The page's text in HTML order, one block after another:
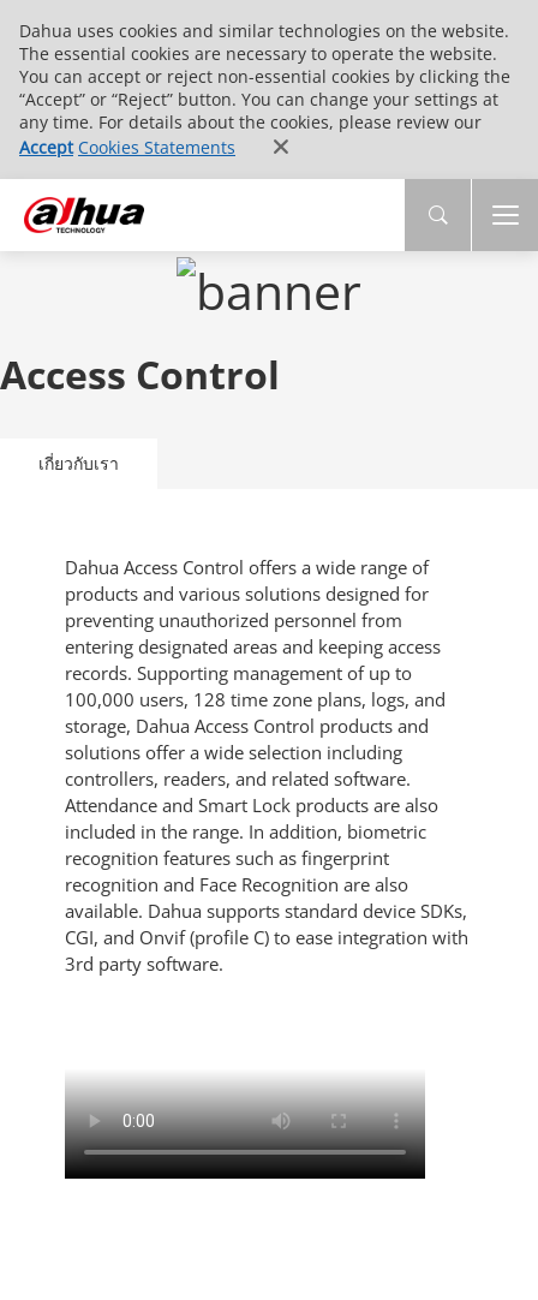
Dahua uses cookies and similar technologies on the website.
The essential cookies are necessary to operate the website.
You can accept or reject non-essential cookies by clicking the
“Accept” or “Reject” button. You can change your settings at
any time. For details about the cookies, please review our
Accept Cookies Statements
Access Control
เกี่ยวกับเรา
Dahua Access Control offers a wide range of
products and various solutions designed for
preventing unauthorized personnel from
entering designated areas and keeping access
records. Supporting management of up to
100,000 users, 128 time zone plans, logs, and
storage, Dahua Access Control products and
solutions offer a wide selection including
controllers, readers, and related software.
Attendance and Smart Lock products are also
included in the range. In addition, biometric
recognition features such as fingerprint
recognition and Face Recognition are also
available. Dahua supports standard device SDKs,
CGI, and Onvif (profile C) to ease integration with
3rd party software.